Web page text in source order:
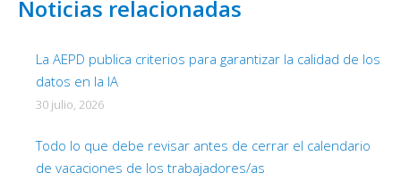
Noticias relacionadas
La AEPD publica criterios para garantizar la calidad de los
datos en la IA
30 julio, 2026
Todo lo que debe revisar antes de cerrar el calendario
de vacaciones de los trabajadores/as